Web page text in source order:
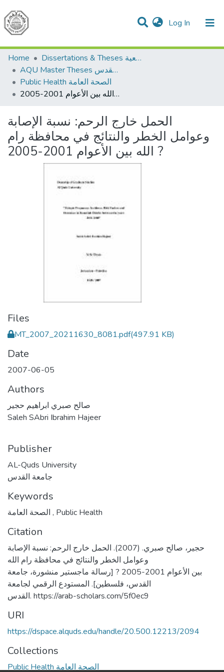
Log In (current)
Communities & Collections
All of DSpace
Home
Dissertations & Theses الرسائل الجامعية
AQU Master Theses الرسائل الجامعية الخاصة بجامعة القدس
Public Health الصحة العامة
الحمل خارج الرحم: نسبة الإصابة وعوامل الخطر والنتائج في محافظة رام الله بين الأعوام 2001-2005 ?
الحمل خارج الرحم: نسبة الإصابة
وعوامل الخطر والنتائج في محافظة رام
الله بين الأعوام 2001-2005 ?
Files
MT_2007_20211630_8081.pdf(497.91 KB)
Date
2007-06-05
Authors
صالح صبري ابراهيم حجير
Saleh SAbri Ibrahim Hajeer
Publisher
AL-Quds University
جامعة القدس
Keywords
, Public Health
Citation
حجير، صالح صبري. (2007). الحمل خارج الرحم: نسبة الإصابة
وعوامل الخطر والنتائج في محافظة رام الله
بين الأعوام 2001-2005 ? [رسالة ماجستير منشورة، جامعة
القدس، فلسطين]. المستودع الرقمي لجامعة
القدس. https://arab-scholars.com/5f0ec9
URI
https://dspace.alquds.edu/handle/20.500.12213/2094
Collections
Public Health الصحة العامة